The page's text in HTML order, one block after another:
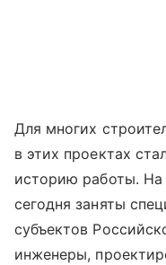
Для многих
в этих проектах
историю работы. На
сегодня заняты
субъектов
инженеры,